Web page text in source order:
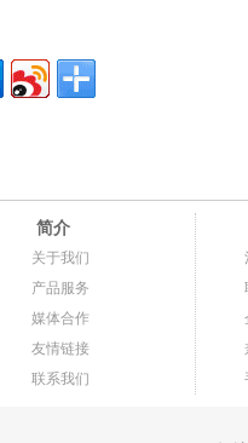
简介
关于我们
产品服务
媒体合作
友情链接
联系我们